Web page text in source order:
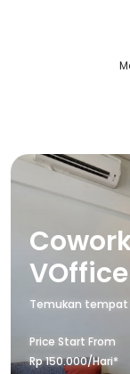
VOffice
Temukan tempat
Price Start From
Rp 150.000/Hari*